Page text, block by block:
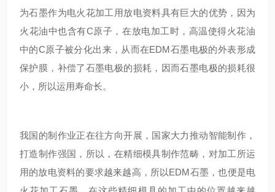
为石墨作为电火花加工用放电资料具有巨大的优势，因为
火花油中也含有C原子，在放电加工时，高温使得火花油
中的C原子被分化出来，从而在EDM石墨电极的外表形成
保护膜，补偿了石墨电极的损耗，因而石墨电极的损耗很
小，所以运用寿命长。
我国的制作业正在往方向开展，国家大力推动智能制作，
打造制作强国，所以，在精细模具制作范畴，对加工所运
用的放电资料的要求越来越高，所以EDM石墨，也便是电